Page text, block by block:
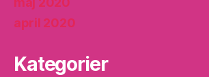
april 2020
Kategorier